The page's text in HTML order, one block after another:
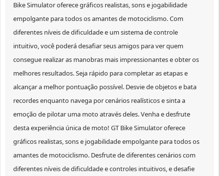
Bike Simulator oferece gráficos realistas, sons e jogabilidade
empolgante para todos os amantes de motociclismo. Com
diferentes níveis de dificuldade e um sistema de controle
intuitivo, você poderá desafiar seus amigos para ver quem
consegue realizar as manobras mais impressionantes e obter os
melhores resultados. Seja rápido para completar as etapas e
alcançar a melhor pontuação possível. Desvie de objetos e bata
recordes enquanto navega por cenários realísticos e sinta a
emoção de pilotar uma moto através deles. Venha e desfrute
desta experiência única de moto! GT Bike Simulator oferece
gráficos realistas, sons e jogabilidade empolgante para todos os
amantes de motociclismo. Desfrute de diferentes cenários com
diferentes níveis de dificuldade e controles intuitivos, e desafie